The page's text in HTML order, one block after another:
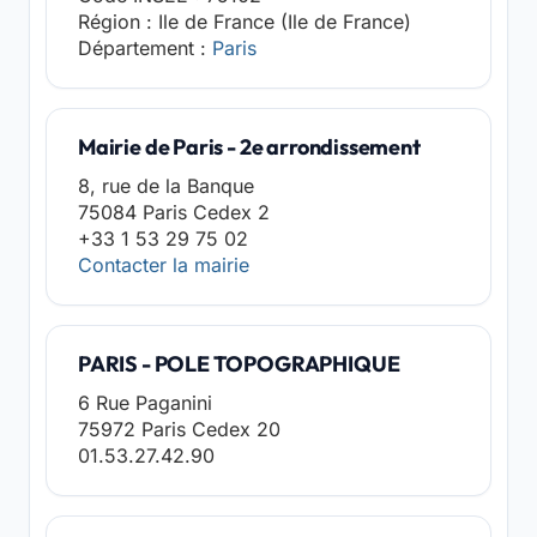
Région : Ile de France (Ile de France)
Département : Paris
Mairie de Paris - 2e arrondissement
8, rue de la Banque
75084 Paris Cedex 2
+33 1 53 29 75 02
Contacter la mairie
PARIS - POLE TOPOGRAPHIQUE
6 Rue Paganini
75972 Paris Cedex 20
01.53.27.42.90